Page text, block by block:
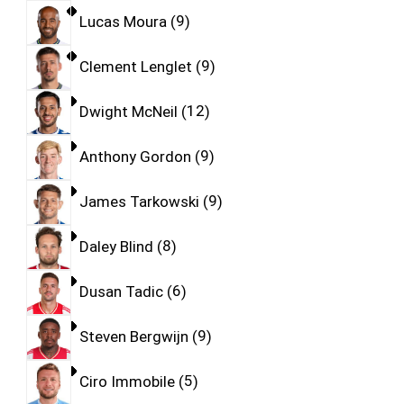
Lucas Moura 9
Clement Lenglet 9
Dwight McNeil 12
Anthony Gordon 9
James Tarkowski 9
Daley Blind 8
Dusan Tadic 6
Steven Bergwijn 9
Ciro Immobile 5